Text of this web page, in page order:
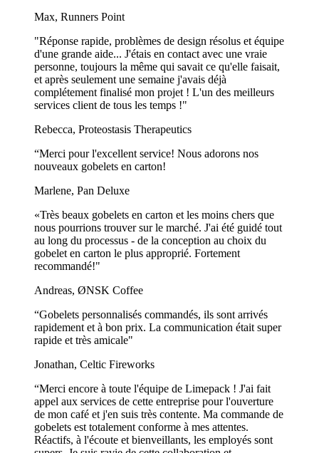
Leur grande capacité d'absorption en fait l'accessoire idéal pour faire
dégusté un délicieux festin de pizzas.
Cette capacité d'absorption en fait un élément essentiel de
l'expérience gastronomique, car elle permet à vos clients de savourer
leur repas sans se soucier de se salir les mains. Les clients
apprécieront certainement le fait de pouvoir se nettoyer les mains.
Adoptez une attitude respectueuse de
l'environnement
Outre leur aspect pratique, ces serviettes sont également un choix
écologique. Elles sont fabriquées à partir de fibres vierges, ce qui est
Cela signifie qu'elles sont produites sans utiliser de produits
chimiques ou de procédés nocifs, ce qui les rend plus sûres pour vos
clients et pour la planète.
propreté et de la durabilité que ces serviettes offrent, ce qui
perception de votre marque en termes de responsabilité
environnementale.
pour vos pizzas et délices!
Le papier ingraissable imprimé sur mesure est une autre solution
d'emballage essentielle pour les pizzerias. Il peut être utilisé de
nombreuses façons, par exemple pour présenter des tranches de
pizza individuelles ou des pizzas entières, pour garnir des boîtes à
pizza ou même pour servir de doublure à vos délicieuses frites.
Max, Runners Point
"Réponse rapide, problèmes de design résolus et équipe
d'une grande aide... J'étais en contact avec une vraie
personne, toujours la même qui savait ce qu'elle faisait,
et après seulement une semaine j'avais déjà
complétement finalisé mon projet ! L'un des meilleurs
services client de tous les temps !"
Rebecca, Proteostasis Therapeutics
“Merci pour l'excellent service! Nous adorons nos
nouveaux gobelets en carton!
Marlene, Pan Deluxe
«Très beaux gobelets en carton et les moins chers que
nous pourrions trouver sur le marché. J'ai été guidé tout
au long du processus - de la conception au choix du
gobelet en carton le plus approprié. Fortement
recommandé!"
Andreas, ØNSK Coffee
“Gobelets personnalisés commandés, ils sont arrivés
rapidement et à bon prix. La communication était super
rapide et très amicale"
Jonathan, Celtic Fireworks
“Merci encore à toute l'équipe de Limepack ! J'ai fait
appel aux services de cette entreprise pour l'ouverture
de mon café et j'en suis très contente. Ma commande de
gobelets est totalement conforme à mes attentes.
Réactifs, à l'écoute et bienveillants, les employés sont